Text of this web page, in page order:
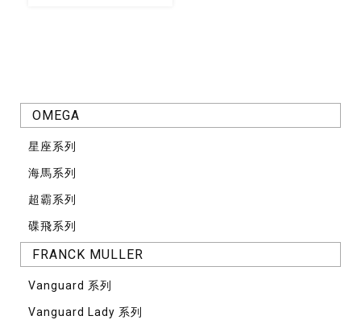
OMEGA
星座系列
海馬系列
超霸系列
碟飛系列
FRANCK MULLER
Vanguard 系列
Vanguard Lady 系列